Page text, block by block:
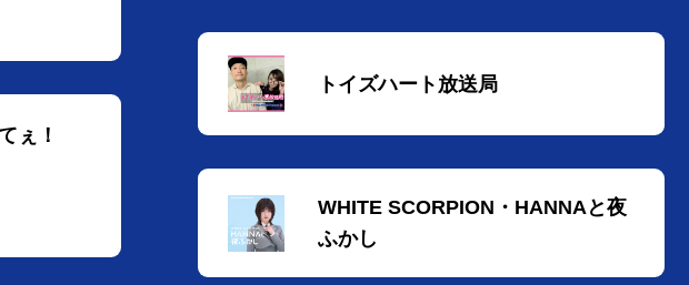
ぇ！
トイズハート放送局
WHITE SCORPION・HANNAと夜
ふかし